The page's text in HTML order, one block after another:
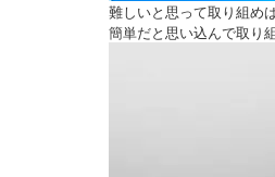
難しいと思って取り組め
簡単だと思い込んで取り